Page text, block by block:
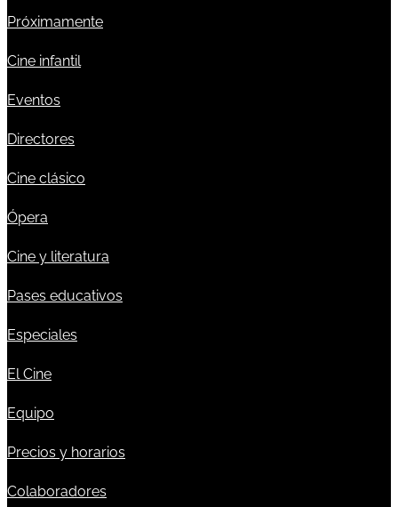
Próximamente
Cine infantil
Eventos
Directores
Cine clásico
Ópera
Cine y literatura
Pases educativos
Especiales
El Cine
Equipo
Precios y horarios
Colaboradores